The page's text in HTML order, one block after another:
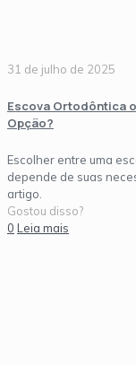
31 de julho de 2025
Escova Ortodôntica
Opção?
Escolher entre uma
depende de suas
artigo.
Gostou disso?
0 Leia mais